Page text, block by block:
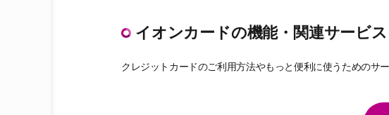
イオンカードの機能・関連サービス
クレジットカードのご利用方法やもっと便利に使うためのサ